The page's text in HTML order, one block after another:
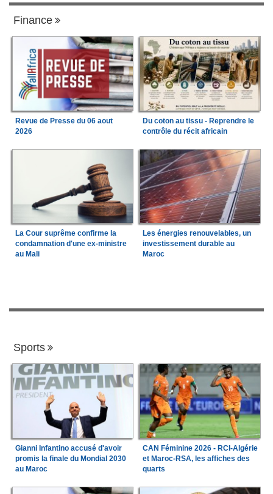
Finance
Revue de Presse du 06 aout
2026
Du coton au tissu - Reprendre le
contrôle du récit africain
La Cour suprême confirme la
condamnation d'une ex-ministre
au Mali
Les énergies renouvelables, un
investissement durable au
Maroc
Sports
Gianni Infantino accusé d'avoir
promis la finale du Mondial 2030
au Maroc
CAN Féminine 2026 - RCI-Algérie
et Maroc-RSA, les affiches des
quarts